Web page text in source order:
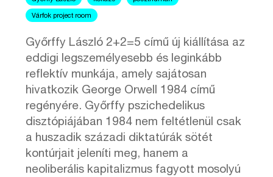
Várfok project room
Győrffy László 2+2=5 című új kiállítása az
eddigi legszemélyesebb és leginkább
reflektív munkája, amely sajátosan
hivatkozik George Orwell 1984 című
regényére. Győrffy pszichedelikus
disztópiájában 1984 nem feltétlenül csak
a huszadik századi diktatúrák sötét
kontúrjait jeleníti meg, hanem a
neoliberális kapitalizmus fagyott mosolyú